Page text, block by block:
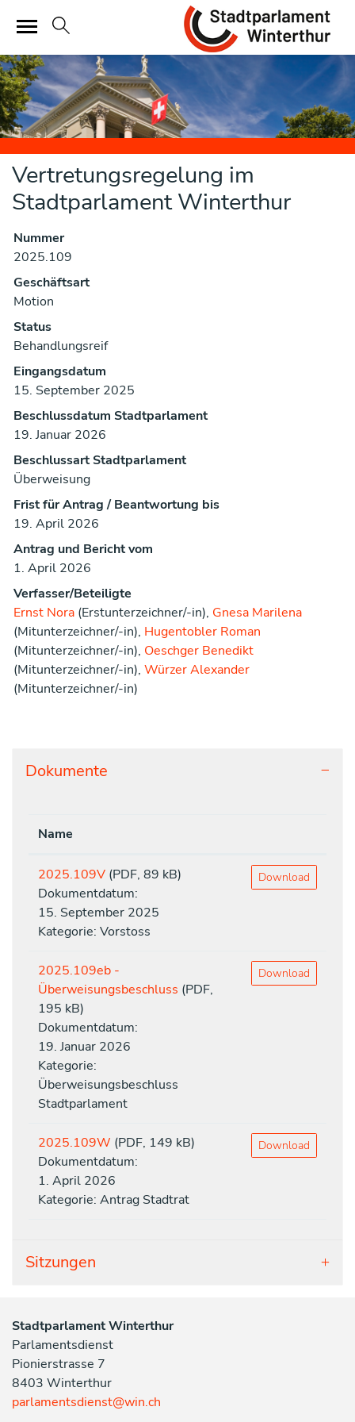
zur Startseite
Direkt zur Hauptnavigation
Direkt zum Inhalt
Direkt zur Suche
Direkt zum Stichwortverzeichnis
Vertretungsregelung im
Stadtparlament Winterthur
Nummer
2025.109
Geschäftsart
Motion
Status
Behandlungsreif
Eingangsdatum
15. September 2025
Beschlussdatum Stadtparlament
19. Januar 2026
Beschlussart Stadtparlament
Überweisung
Frist für Antrag / Beantwortung bis
19. April 2026
Antrag und Bericht vom
1. April 2026
Verfasser/Beteiligte
Ernst Nora (Erstunterzeichner/-in), Gnesa Marilena
(Mitunterzeichner/-in), Hugentobler Roman
(Mitunterzeichner/-in), Oeschger Benedikt
(Mitunterzeichner/-in), Würzer Alexander
(Mitunterzeichner/-in)
Zugehörige Objekte
Dokumente
Name
2025.109V (PDF, 89 kB)
Dokumentdatum:
15. September 2025
Kategorie: Vorstoss
Download
2025.109eb -
Überweisungsbeschluss (PDF,
195 kB)
Dokumentdatum:
19. Januar 2026
Kategorie:
Überweisungsbeschluss
Stadtparlament
Download
2025.109W (PDF, 149 kB)
Dokumentdatum:
1. April 2026
Kategorie: Antrag Stadtrat
Download
Sitzungen
Stadtparlament Winterthur
Parlamentsdienst
Pionierstrasse 7
8403 Winterthur
parlamentsdienst@win.ch